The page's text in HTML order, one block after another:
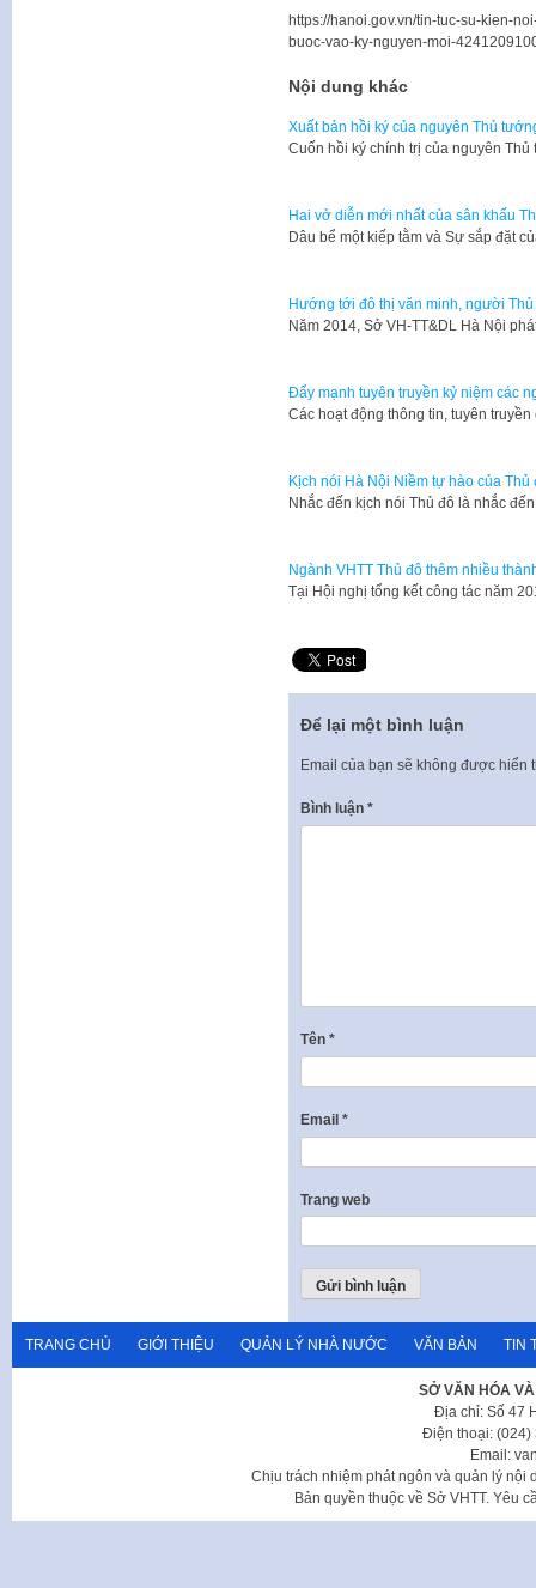
https://hanoi.gov.vn/tin-tuc-su-kien-
buoc-vao-ky-nguyen-moi-
Nội dung khác
Xuất bản hồi ký của nguyên Thủ
​Cuốn hồi ký chính trị của nguyên
Hai vở diễn mới nhất của sân khấu
Dâu bể một kiếp tằm và Sự sắp đặt
Hướng tới đô thị văn minh, người
​Năm 2014, Sở VH-TT&DL Hà Nội
Đẩy mạnh tuyên truyền kỷ niệm các
Các hoạt động thông tin, tuyên
Kịch nói Hà Nội Niềm tự hào của Thủ
Nhắc đến kịch nói Thủ đô là nhắc
Ngành VHTT Thủ đô thêm nhiều
Tại Hội nghị tổng kết công tác năm
Để lại một bình luận
Email của bạn sẽ không được hiển
Bình luận *
Tên *
Email *
Trang web
TRANG CHỦ GIỚI THIỆU QUẢN LÝ NHÀ NƯỚC VĂN BẢN TIN
SỞ VĂN HÓA
Địa chỉ: Số 47
Điện thoại: (024)
Email:
Chịu trách nhiệm phát ngôn và quản lý nội
Bản quyền thuộc về Sở VHTT. Yêu